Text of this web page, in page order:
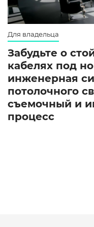
Для владельца
Забудьте о
кабелях под
инженерная
потолочного
съемочный и
процесс